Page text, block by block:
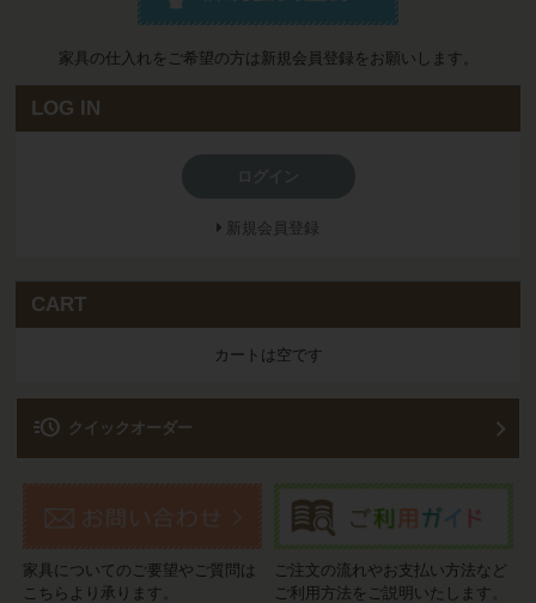
家具の仕入れをご希望の方は新規会員登録をお願いします。
LOG IN
新規会員登録
CART
カートは空です
acute クイックオーダー
家具についてのご要望やご質問は
こちらより承ります。
ご注文の流れやお支払い方法など
ご利用方法をご説明いたします。